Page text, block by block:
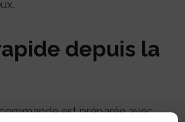
depuis la
est préparée avec